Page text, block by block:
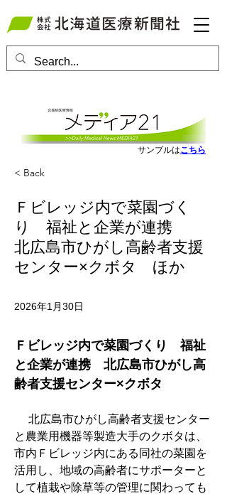
サンプルはこちら
< Back
Ｆビレッジ内で菜園づく
り 福祉と企業が連携
北広島市ひがし高齢者支援
センター×クボタ ほか
2026年1月30日
Ｆビレッジ内で菜園づくり　福祉
と企業が連携　北広島市ひがし高
齢者支援センター×クボタ
北広島市ひがし高齢者支援センター
と農業用機器等製造大手のクボタは、
市内Ｆビレッジ内にある同社の菜園を
活用し、地域の高齢者にサポーターと
して植栽や除草等の管理に関わっても